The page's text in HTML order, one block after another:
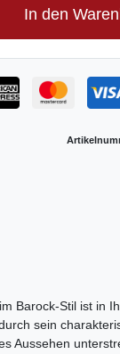
In den
Barock-Stil ist in
sein
Aussehen